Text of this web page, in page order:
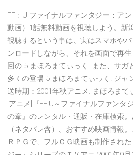
FF：U ファイナルファンタジー：ア
動画）1話無料動画を視聴しよう。新
視聴するという事は、実はスマホや
ンロードしながら、それを画面で再
回の 5 まほろまてぃっく. また、サガ
多くの登場 5 まほろまてぃっく. ジャ
送時期：2001年秋アニメ. まほろまて
[アニメ]『FF:U～ファイナルファンタ
の章』のレンタル・通販・在庫検索
（ネタバレ含）、おすすめ映画情報
ＲＰＧで、フルＣＧ映画も制作され